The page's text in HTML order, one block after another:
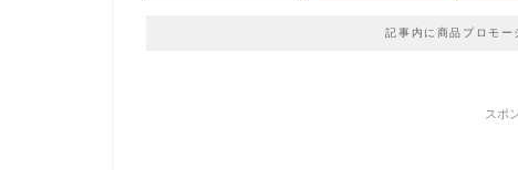
記事内に商品プロモ
スポ